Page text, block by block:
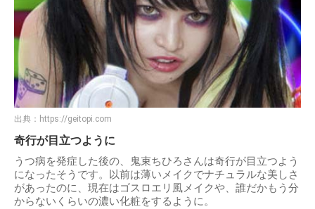
出典： https://geitopi.com
奇行が目立つように
うつ病を発症した後の、鬼束ちひろさんは奇行が目立つよう
になったそうです。以前は薄いメイクでナチュラルな美しさ
があったのに、現在はゴスロエリ風メイクや、誰だかもう分
からないくらいの濃い化粧をするように。